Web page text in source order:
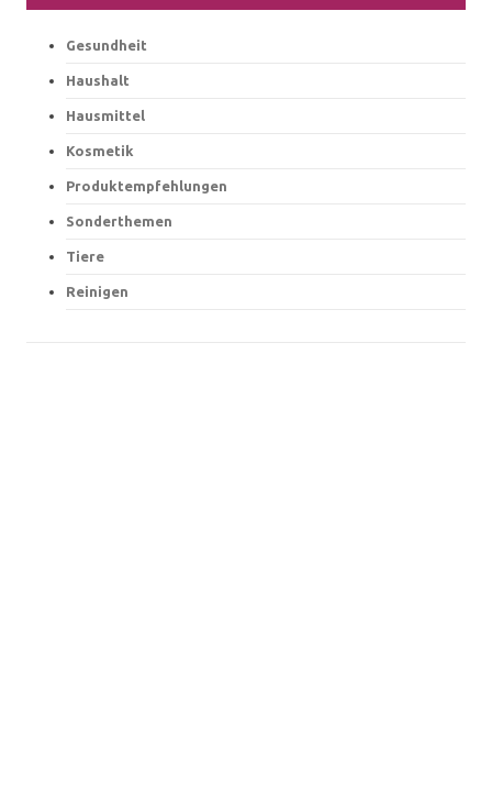
Gesundheit
Haushalt
Hausmittel
Kosmetik
Produktempfehlungen
Sonderthemen
Tiere
Reinigen